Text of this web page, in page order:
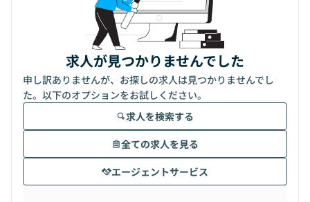
求人が見つかりませんでした
申し訳ありませんが、お探しの求人は見つかりませんでし
た。以下のオプションをお試しください。
求人を検索する
全ての求人を見る
エージェントサービス